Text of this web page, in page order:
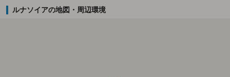
ルナソイアの地図・周辺環境